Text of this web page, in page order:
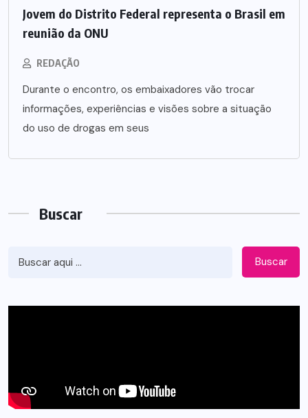
Jovem do Distrito Federal representa o Brasil em
reunião da ONU
REDAÇÃO
Durante o encontro, os embaixadores vão trocar
informações, experiências e visões sobre a situação
do uso de drogas em seus
Buscar
Buscar